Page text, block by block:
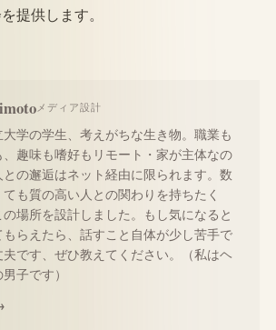
提供します。
メディア設計
学の学生、考えがちな生き物。職業も
、趣味も嗜好もリモート・家が主体なの
との邂逅はネット経由に限られます。数
ても質の高い人との関わりを持ちたく
の場所を設計しました。もし気になると
もらえたら、話すこと自体が少し苦手で
夫です、ぜひ教えてください。（私はヘ
子です）